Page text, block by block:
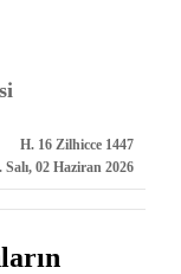
H. 16 Zilhicce 1447
Salı, 02 Haziran 2026